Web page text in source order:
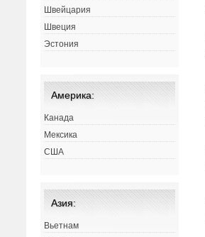
Швейцария
Швеция
Эстония
Америка:
Канада
Мексика
США
Азия:
Вьетнам